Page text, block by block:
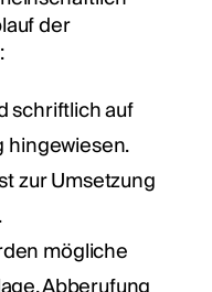
der
schriftlich auf
hingewiesen.
zur Umsetzung
mögliche